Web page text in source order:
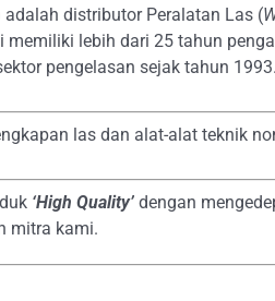
adalah distributor Peralatan Las (
memiliki lebih dari 25 tahun
pengelasan sejak tahun 1993.
las dan alat-alat teknik
‘High Quality’ dengan
mitra kami.